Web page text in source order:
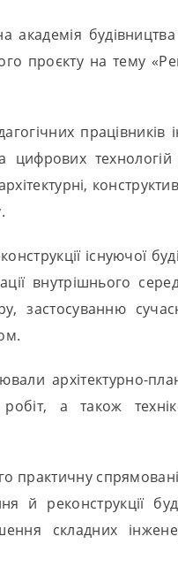
будівництва
проєкту на тему
працівників
цифрових
існуючої
внутрішнього
застосуванню
архітектурно-
а також
практичну
й реконструкції
складних